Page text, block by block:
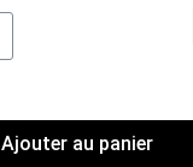
Ajouter au panier